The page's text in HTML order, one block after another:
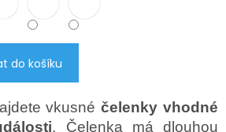
do košíku
vkusnéčelenky vhodné
. Čelenka má dlouhou